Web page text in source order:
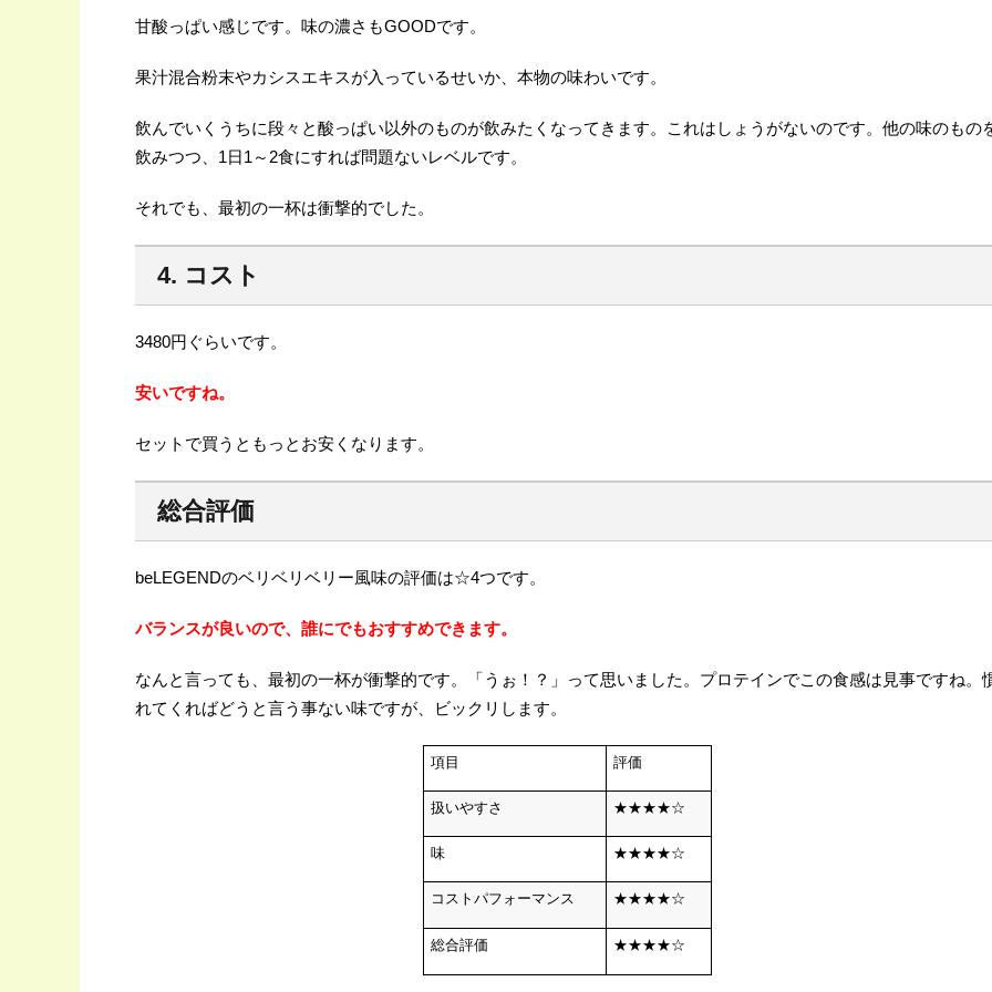
甘酸っぱい感じです。味の濃さもGOODです。
果汁混合粉末やカシスエキスが入っているせいか、本物の味わいです。
飲んでいくうちに段々と酸っぱい以外のものが飲みたくなってきます。これはしょうがないのです。他の味のもの
飲みつつ、1日1～2食にすれば問題ないレベルです。
それでも、最初の一杯は衝撃的でした。
4. コスト
3480円ぐらいです。
安いですね。
セットで買うともっとお安くなります。
総合評価
beLEGENDのベリベリベリー風味の評価は☆4つです。
バランスが良いので、誰にでもおすすめできます。
なんと言っても、最初の一杯が衝撃的です。「うぉ！？」って思いました。プロテインでこの食感は見事ですね。
れてくればどうと言う事ない味ですが、ビックリします。
項目 評価
扱いやすさ ★★★★☆
味 ★★★★☆
コストパフォーマンス ★★★★☆
総合評価 ★★★★☆